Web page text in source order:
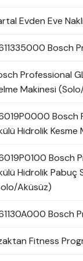
Evden Eve
Bosch
Professional
Makinesi
Bosch
Hidrolik
Bosch
Hidrolik Pabuç
Aküsüz)
Bosch
Fitness